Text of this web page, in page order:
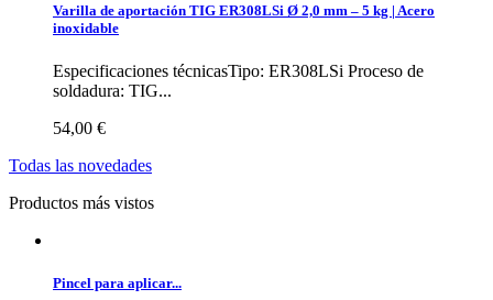
Varilla de aportación TIG ER308LSi Ø 2,0 mm – 5 kg | Acero
inoxidable
Especificaciones técnicasTipo: ER308LSi Proceso de
soldadura: TIG...
54,00 €
Todas las novedades
Productos más vistos
Pincel para aplicar...